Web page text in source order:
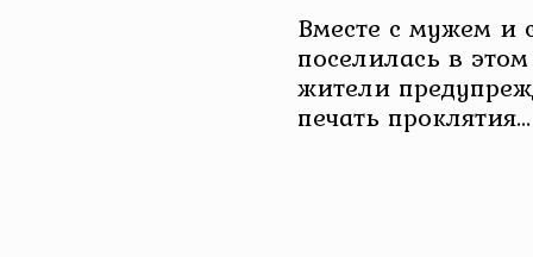
Вместе с мужем
поселилась в
жители
печать проклятия…